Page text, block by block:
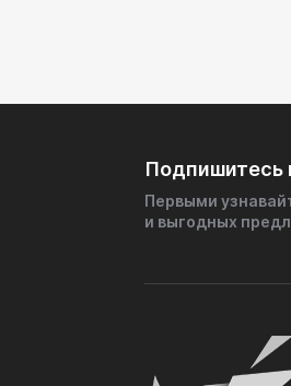
конструкция
тех, кто
Идеально
• Замена
Подпишитесь
Первыми
и выгодных